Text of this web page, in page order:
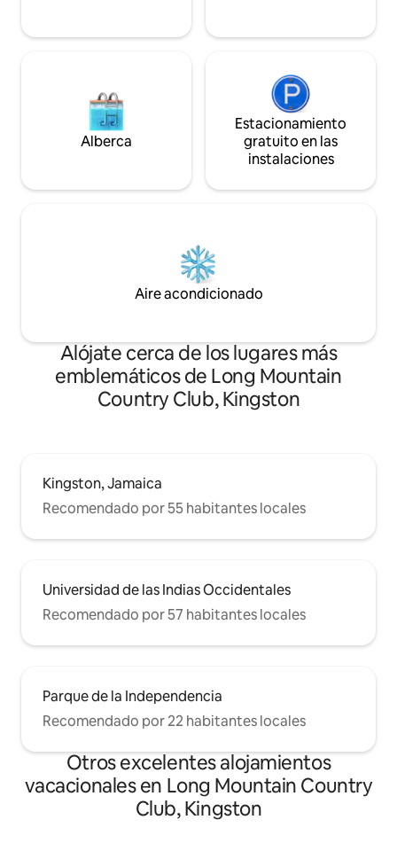
Alberca
Estacionamiento
gratuito en las
instalaciones
Aire acondicionado
Alójate cerca de los lugares más
emblemáticos de Long Mountain
Country Club, Kingston
Kingston, Jamaica
Recomendado por 55 habitantes locales
Universidad de las Indias Occidentales
Recomendado por 57 habitantes locales
Parque de la Independencia
Recomendado por 22 habitantes locales
Otros excelentes alojamientos
vacacionales en Long Mountain Country
Club, Kingston